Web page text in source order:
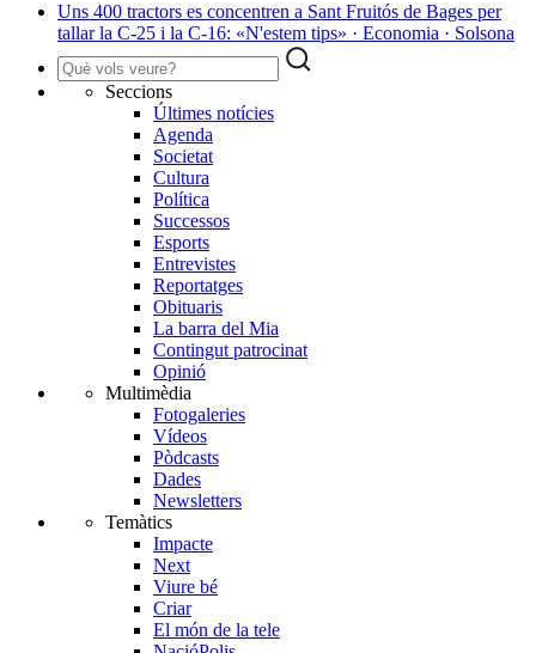
Uns 400 tractors es concentren a Sant Fruitós de Bages per
tallar la C-25 i la C-16: «N'estem tips» · Economia · Solsona
Seccions
Últimes notícies
Agenda
Societat
Cultura
Política
Successos
Esports
Entrevistes
Reportatges
Obituaris
La barra del Mia
Contingut patrocinat
Opinió
Multimèdia
Fotogaleries
Vídeos
Pòdcasts
Dades
Newsletters
Temàtics
Impacte
Next
Viure bé
Criar
El món de la tele